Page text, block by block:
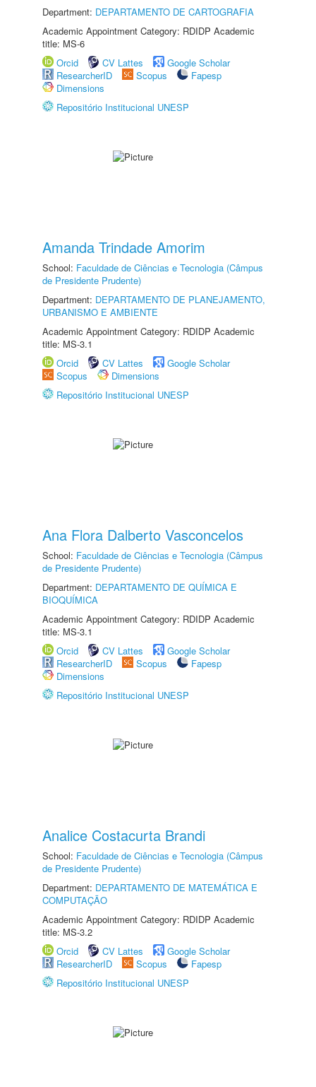
Department: DEPARTAMENTO DE CARTOGRAFIA
Academic Appointment Category: RDIDP Academic
title: MS-6
Orcid
CV Lattes
Google Scholar
ResearcherID
Scopus
Fapesp
Dimensions
Repositório Institucional UNESP
Amanda Trindade Amorim
School: Faculdade de Ciências e Tecnologia (Câmpus
de Presidente Prudente)
Department: DEPARTAMENTO DE PLANEJAMENTO,
URBANISMO E AMBIENTE
Academic Appointment Category: RDIDP Academic
title: MS-3.1
Orcid
CV Lattes
Google Scholar
Scopus
Dimensions
Repositório Institucional UNESP
Ana Flora Dalberto Vasconcelos
School: Faculdade de Ciências e Tecnologia (Câmpus
de Presidente Prudente)
Department: DEPARTAMENTO DE QUÍMICA E
BIOQUÍMICA
Academic Appointment Category: RDIDP Academic
title: MS-3.1
Orcid
CV Lattes
Google Scholar
ResearcherID
Scopus
Fapesp
Dimensions
Repositório Institucional UNESP
Analice Costacurta Brandi
School: Faculdade de Ciências e Tecnologia (Câmpus
de Presidente Prudente)
Department: DEPARTAMENTO DE MATEMÁTICA E
COMPUTAÇÃO
Academic Appointment Category: RDIDP Academic
title: MS-3.2
Orcid
CV Lattes
Google Scholar
ResearcherID
Scopus
Fapesp
Repositório Institucional UNESP